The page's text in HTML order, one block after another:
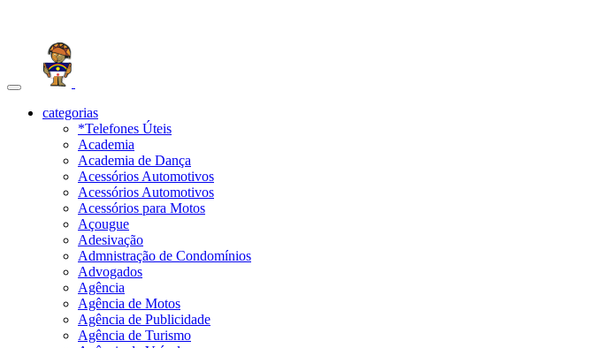
Toggle
navigationcategorias
*Telefones Úteis
Academia
Academia de Dança
Acessórios Automotivos
Acessórios Automotivos
Acessórios para Motos
Açougue
Adesivação
Admnistração de Condomínios
Advogados
Agência
Agência de Motos
Agência de Publicidade
Agência de Turismo